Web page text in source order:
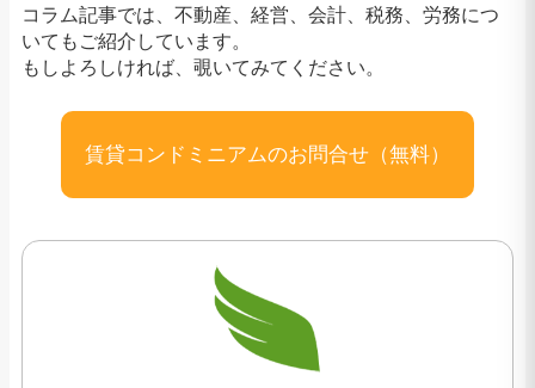
コラム記事では、不動産、経営、会計、税務、労務につ
いてもご紹介しています。
もしよろしければ、覗いてみてください。
賃貸コンドミニアムのお問合せ（無料）